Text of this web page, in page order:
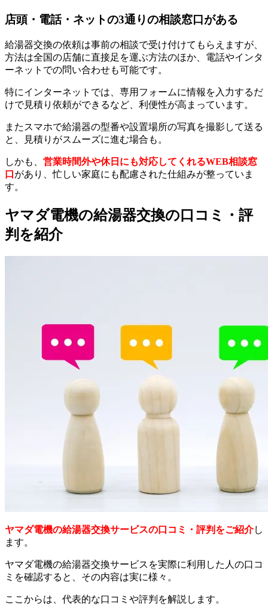
店頭・電話・ネットの3通りの相談窓口がある
給湯器交換の依頼は事前の相談で受け付けてもらえますが、
方法は全国の店舗に直接足を運ぶ方法のほか、電話やインタ
ーネットでの問い合わせも可能です。
特にインターネットでは、専用フォームに情報を入力するだ
けで見積り依頼ができるなど、利便性が高まっています。
またスマホで給湯器の型番や設置場所の写真を撮影して送る
と、見積りがスムーズに進む場合も。
しかも、 営業時間外や休日にも対応してくれるWEB相談窓
口 があり、忙しい家庭にも配慮された仕組みが整っていま
す。
ヤマダ電機の給湯器交換の口コミ・評
判を紹介
ヤマダ電機の給湯器交換サービスの口コミ・評判をご紹介し
ます。
ヤマダ電機の給湯器交換サービスを実際に利用した人の口コ
ミを確認すると、その内容は実に様々。
ここからは、代表的な口コミや評判を解説します。